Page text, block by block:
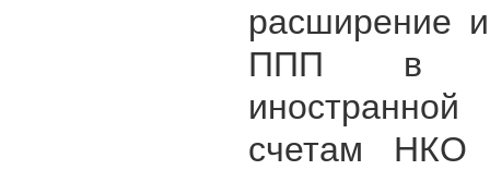
расширение
ППП в
счетам